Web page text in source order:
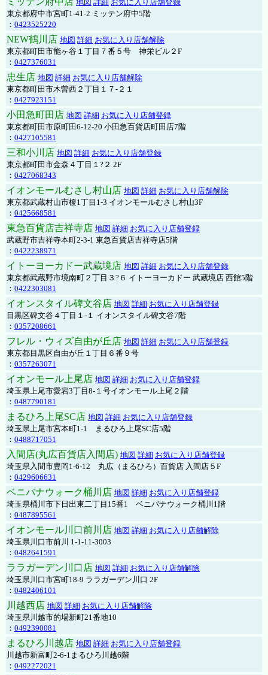
地図 詳細 お気に入り店舗登録
東京都府中市宮町1-41-2 ミッテン府中5階
： 0423525220
NEW鶴川店 地図 詳細 お気に入り店舗解除
東京都町田市能ヶ谷１丁目７番５号 神栄ビル２F
： 0427376031
忠生店 地図 詳細 お気に入り店舗解除
東京都町田市木曽西２丁目１７-２１
： 0427923151
小田急町田店 地図 詳細 お気に入り店舗登録
東京都町田市原町田6-12-20 小田急百貨店町田店7階
： 0427105581
三和小川店 地図 詳細 お気に入り店舗登録
東京都町田市金森４丁目１?２ 2F
： 0427068343
イオンモールむさし村山店 地図 詳細 お気に入り店舗解除
東京都武蔵村山市榎1丁目1-3 イオンモールむさし村山3F
： 0425668581
東急百貨店吉祥寺店 地図 詳細 お気に入り店舗登録
武蔵野市吉祥寺本町2-3-1 東急百貨店吉祥寺店5階
： 0422238971
イトーヨーカドー武蔵境店 地図 詳細 お気に入り店舗登録
東京都武蔵野市境南町２丁目３?６ イトーヨーカドー 武蔵境店 西館5階
： 0422303081
イオンスタイル碑文谷店 地図 詳細 お気に入り店舗登録
目黒区碑文谷４丁目１-１ イオンスタイル碑文谷7階
： 0357208661
フレル・ウィズ自由が丘店 地図 詳細 お気に入り店舗登録
東京都目黒区自由が丘１丁目６番９号
： 0357263071
イオンモール上尾店 地図 詳細 お気に入り店舗登録
埼玉県上尾市愛宕3丁目8-１号イオンモール上尾２階
： 0487790181
まるひろ上尾SC店 地図 詳細 お気に入り店舗登録
埼玉県上尾市宮本町1-1 まるひろ上尾SC店5階
： 0488717051
入間店(丸広百貨店入間店) 地図 詳細 お気に入り店舗登録
埼玉県入間市豊岡1-6-12 丸広（まるひろ）百貨店 入間店５F
： 0429606631
ベニバナウォーク桶川店 地図 詳細 お気に入り店舗登録
埼玉県桶川市下日出東二丁目15番1 ベニバナウォーク桶川1階
： 0487895561
イオンモール川口前川店 地図 詳細 お気に入り店舗解除
埼玉県川口市前川 1-1-11-3003
： 0482641591
ララガーデン川口店 地図 詳細 お気に入り店舗解除
埼玉県川口市宮町18-9 ララガーデン川口 2F
： 0482406101
川越西店 地図 詳細 お気に入り店舗解除
埼玉県川越市的場新町21番地10
： 0492390081
まるひろ川越店 地図 詳細 お気に入り店舗登録
川越市新富町2-6-1まるひろ川越6階
： 0492272021